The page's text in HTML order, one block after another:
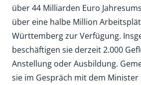
über 44 Milliarden Euro
über eine halbe Million
Württemberg zur Verfügung.
beschäftigen sie derzeit 2.000
Anstellung oder Ausbildung.
sie im Gespräch mit dem Minister